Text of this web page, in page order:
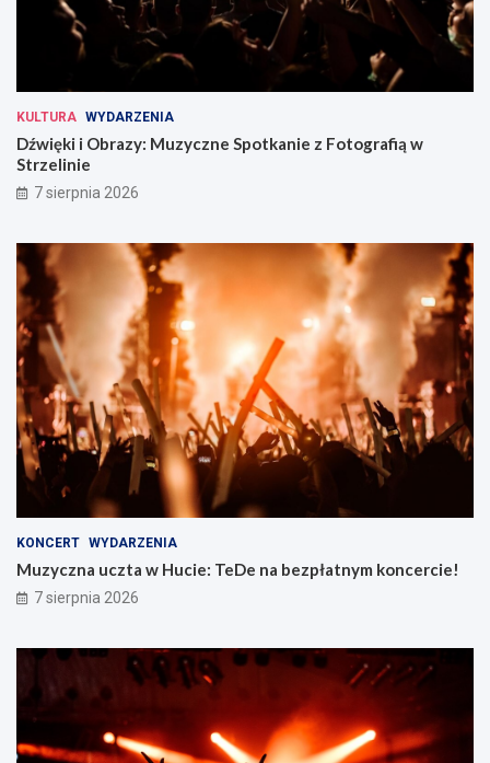
KULTURA WYDARZENIA
Dźwięki i Obrazy: Muzyczne Spotkanie z Fotografią w
Strzelinie
7 sierpnia 2026
KONCERT WYDARZENIA
Muzyczna uczta w Hucie: TeDe na bezpłatnym koncercie!
7 sierpnia 2026